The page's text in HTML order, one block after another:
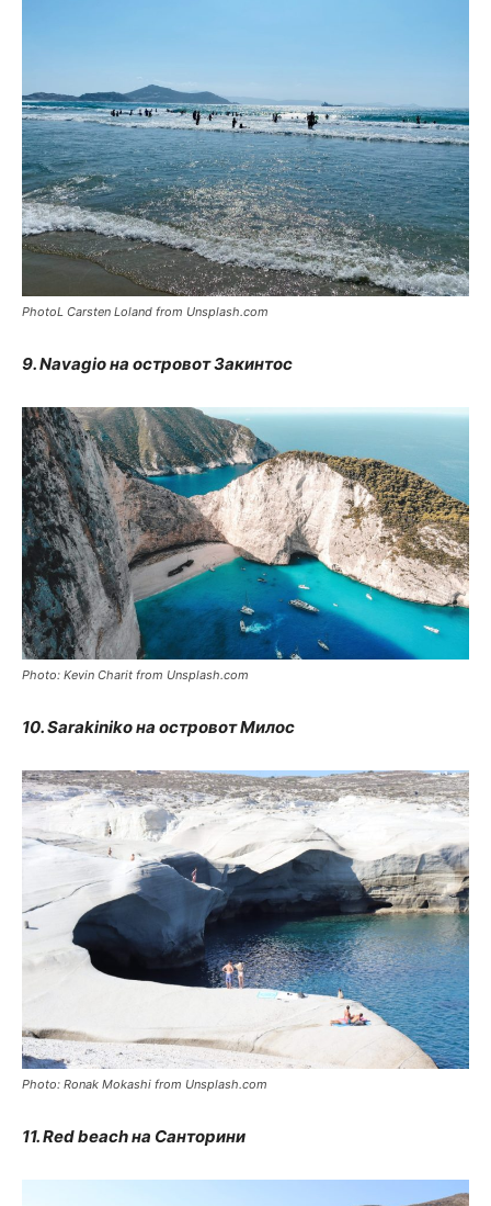
PhotoL Carsten Loland from Unsplash.com
9. Navagio на островот Закинтос
Photo: Kevin Charit from Unsplash.com
10. Sarakiniko на островот Милос
Photo: Ronak Mokashi from Unsplash.com
11. Red beach на Санторини